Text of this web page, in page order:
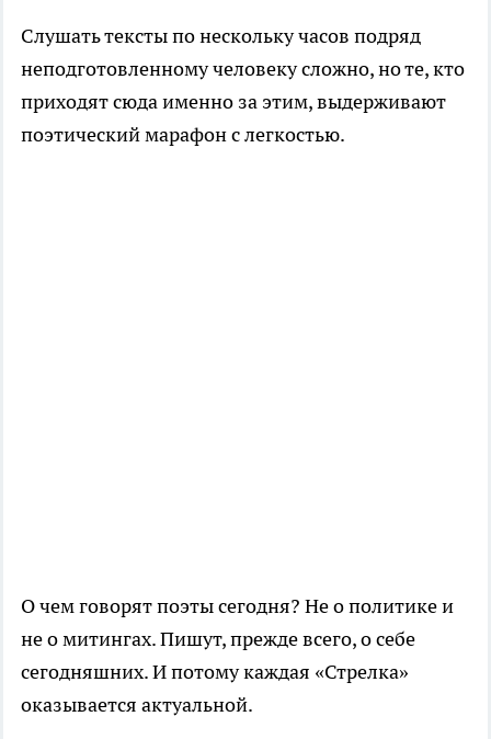
Слушать тексты по нескольку часов подряд
неподготовленному человеку сложно, но те, кто
приходят сюда именно за этим, выдерживают
поэтический марафон с легкостью.
О чем говорят поэты сегодня? Не о политике и
не о митингах. Пишут, прежде всего, о себе
сегодняшних. И потому каждая «Стрелка»
оказывается актуальной.